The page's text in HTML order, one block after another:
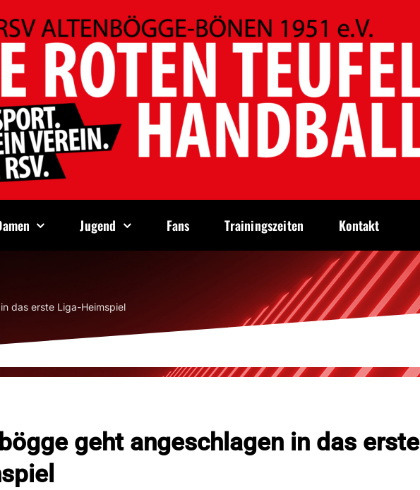
Jugend Fans Trainingszeiten Kontakt
das erste Liga-Heimspiel
geht angeschlagen in das erste